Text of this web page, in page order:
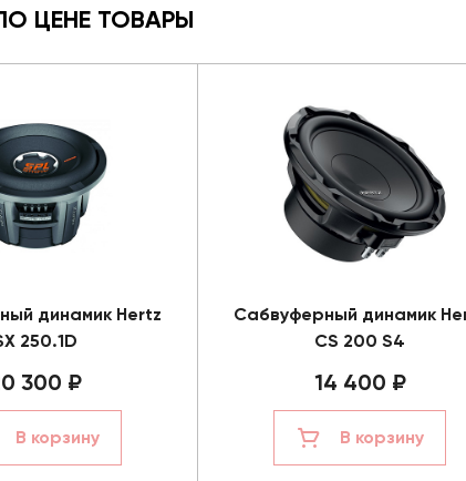
ЦЕНЕ ТОВАРЫ
динамик Hertz
250.1D
300 ₽
В корзину
Сабвуферный динамик
CS 200 S4
14 400 ₽
В корзину